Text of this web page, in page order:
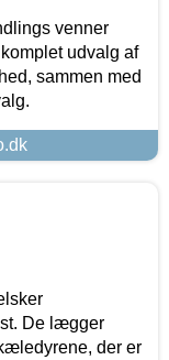
venner
udvalg af
sammen med
De lægger
der er